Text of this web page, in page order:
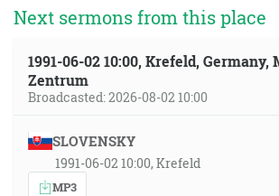
Next sermons from this place
1991-06-02 10:00, Krefeld, Germany,
Zentrum
Broadcasted: 2026-08-02 10:00
SLOVENSKY
1991-06-02 10:00, Krefeld
MP3